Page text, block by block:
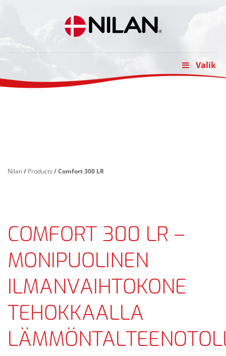
Valik
Nilan/ Products /Comfort 300 LR
COMFORT 300 LR –
MONIPUOLINEN
ILMANVAIHTOKONE
TEHOKKAALLA